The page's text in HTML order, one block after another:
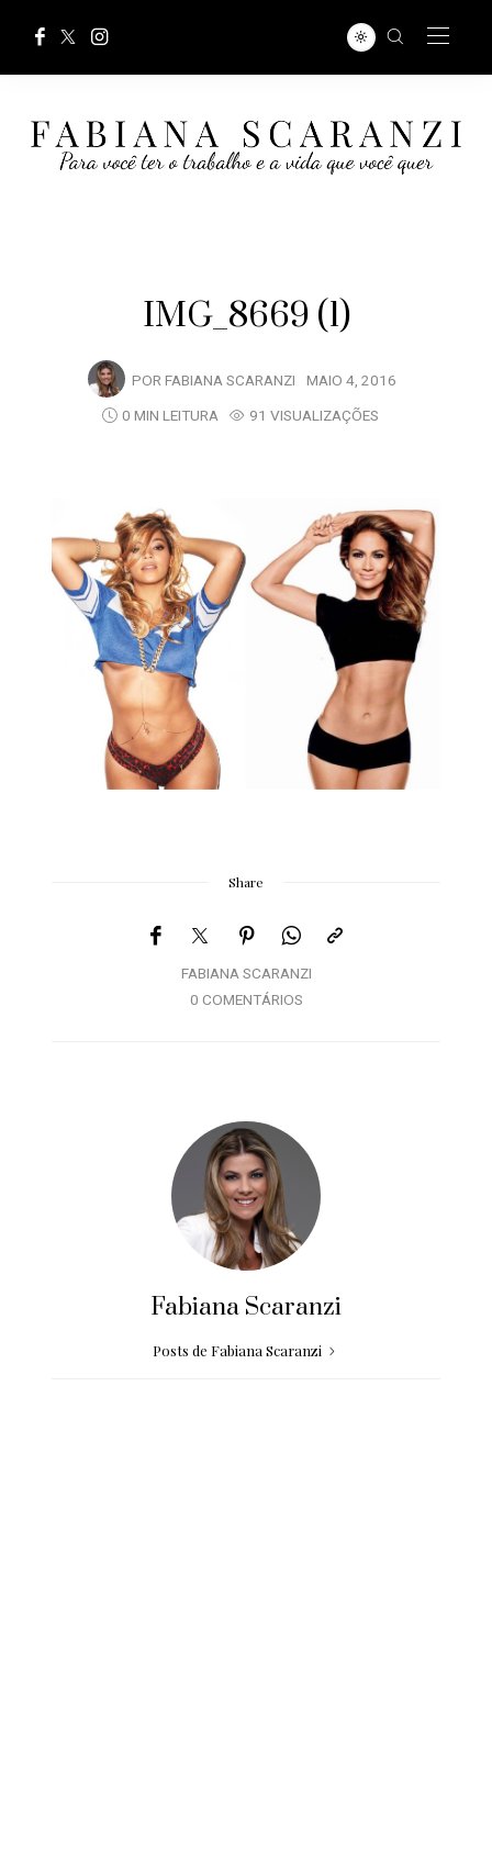
IMG_8669 (1)
POR FABIANA SCARANZI MAIO 4, 2016
0 MIN LEITURA
91 VISUALIZAÇÕES
Share
FABIANA SCARANZI
0 COMENTÁRIOS
Fabiana Scaranzi
Posts de Fabiana Scaranzi